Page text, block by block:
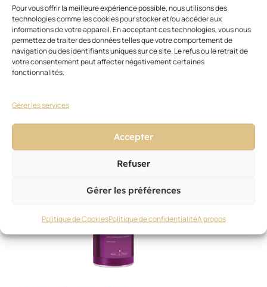
Pour vous offrir la meilleure expérience possible, nous utilisons des
technologies comme les cookies pour stocker et/ou accéder aux
informations de votre appareil. En acceptant ces technologies, vous nous
permettez de traiter des données telles que votre comportement de
navigation ou des identifiants uniques sur ce site. Le refus ou le retrait de
votre consentement peut affecter négativement certaines
fonctionnalités.
Gérer les services
Accepter
Refuser
Gérer les préférences
Politique de CookiesPolitique de confidentialitéA propos
NOUVEAUTÉS PRODUITS ,SOIN
BC Bonacure/Schwarzkopf Professional
20 février 2026